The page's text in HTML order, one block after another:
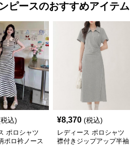
ピースのおすすめアイテム
込)
ポロシャツ
ポロ衿ノース
¥8,370 (税込)
レディース ポロシャツ
襟付きジップアップ半袖